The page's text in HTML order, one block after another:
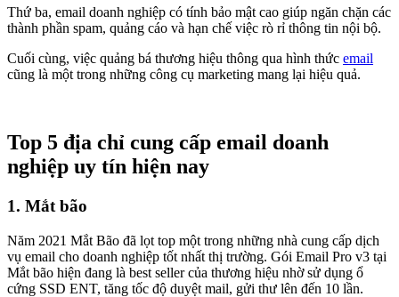
Thứ ba, email doanh nghiệp có tính bảo mật cao giúp ngăn chặn các
thành phần spam, quảng cáo và hạn chế việc rò rỉ thông tin nội bộ.
Cuối cùng, việc quảng bá thương hiệu thông qua hình thức email
cũng là một trong những công cụ marketing mang lại hiệu quả.
Top 5 địa chỉ cung cấp email doanh
nghiệp uy tín hiện nay
1. Mắt bão
Năm 2021 Mắt Bão đã lọt top một trong những nhà cung cấp dịch
vụ email cho doanh nghiệp tốt nhất thị trường. Gói Email Pro v3 tại
Mắt bão hiện đang là best seller của thương hiệu nhờ sử dụng ổ
cứng SSD ENT, tăng tốc độ duyệt mail, gửi thư lên đến 10 lần.